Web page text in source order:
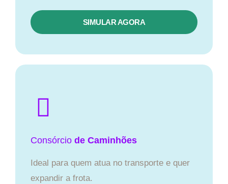
SIMULAR AGORA
Consórcio de Caminhões
Ideal para quem atua no transporte e quer
expandir a frota.